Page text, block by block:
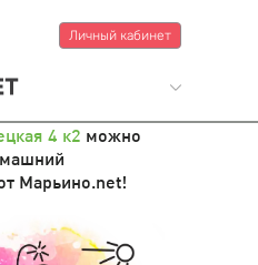
Личный кабинет
4 к2 можно
Марьино.net!